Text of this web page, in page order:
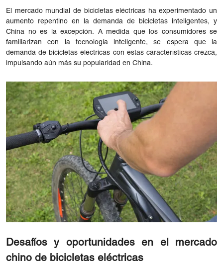
El mercado mundial de bicicletas eléctricas ha experimentado un
aumento repentino en la demanda de bicicletas inteligentes, y
China no es la excepción. A medida que los consumidores se
familiarizan con la tecnología inteligente, se espera que la
demanda de bicicletas eléctricas con estas características crezca,
impulsando aún más su popularidad en China.
Desafíos y oportunidades en el mercado
chino de bicicletas eléctricas